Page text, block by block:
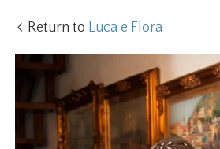
Return to Luca e Flora